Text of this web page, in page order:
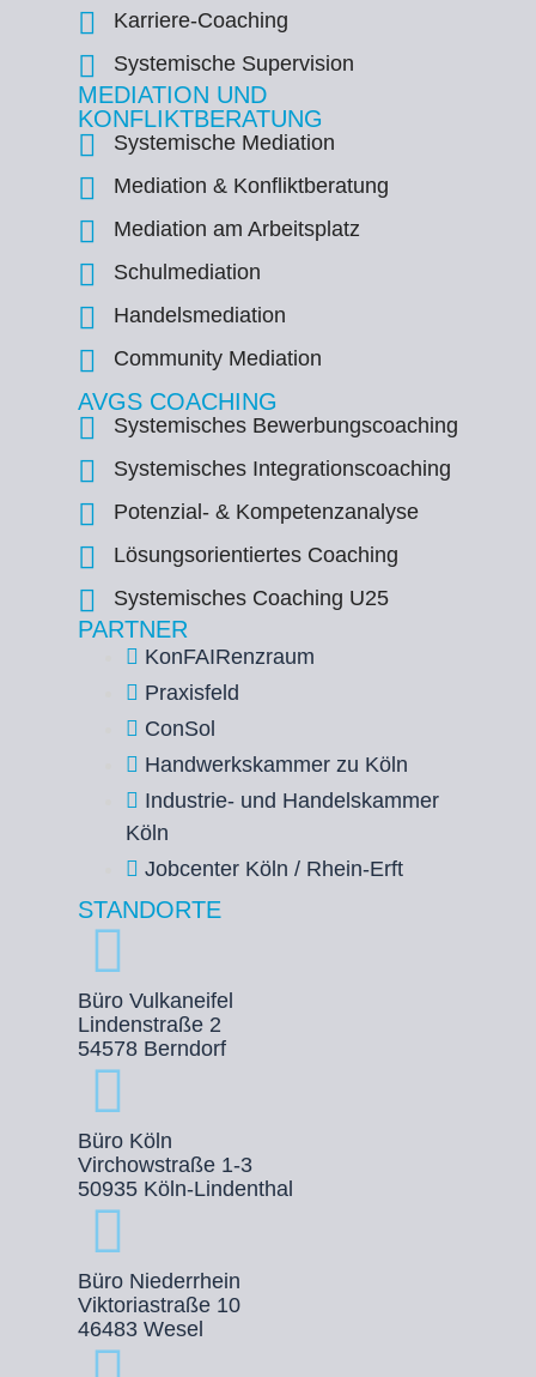
Karriere-Coaching
Systemische Supervision
MEDIATION UND
KONFLIKTBERATUNG
Systemische Mediation
Mediation & Konfliktberatung
Mediation am Arbeitsplatz
Schulmediation
Handelsmediation
Community Mediation
AVGS COACHING
Systemisches Bewerbungscoaching
Systemisches Integrationscoaching
Potenzial- & Kompetenzanalyse
Lösungsorientiertes Coaching
Systemisches Coaching U25
PARTNER
KonFAIRenzraum
Praxisfeld
ConSol
Handwerkskammer zu Köln
Industrie- und Handelskammer
Köln
Jobcenter Köln / Rhein-Erft
STANDORTE
Büro Vulkaneifel
Lindenstraße 2
54578 Berndorf
Büro Köln
Virchowstraße 1-3
50935 Köln-Lindenthal
Büro Niederrhein
Viktoriastraße 10
46483 Wesel